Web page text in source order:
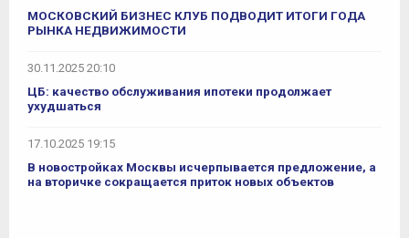
МОСКОВСКИЙ БИЗНЕС КЛУБ ПОДВОДИТ ИТОГИ ГОДА
РЫНКА НЕДВИЖИМОСТИ
30.11.2025 20:10
ЦБ: качество обслуживания ипотеки продолжает
ухудшаться
17.10.2025 19:15
В новостройках Москвы исчерпывается предложение, а
на вторичке сокращается приток новых объектов